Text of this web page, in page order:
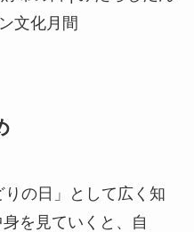
文化月間
の日」として広く知
を見ていくと、自